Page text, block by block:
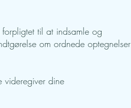
til at indsamle og
om ordnede optegnelser
dine